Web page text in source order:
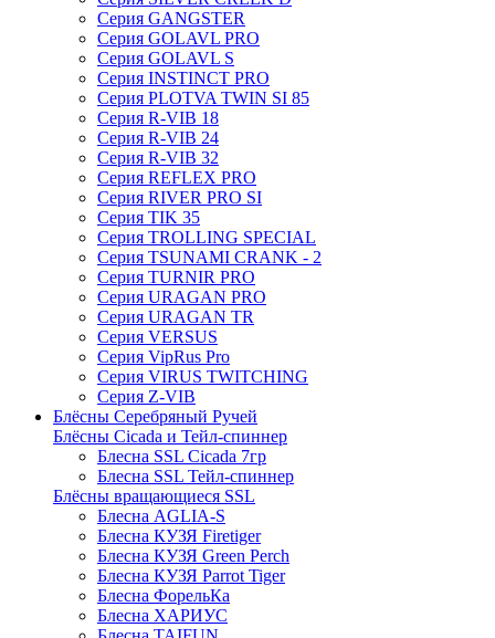
Серия GANGSTER
Серия GOLAVL PRO
Серия GOLAVL S
Серия INSTINCT PRO
Серия PLOTVA TWIN SI 85
Серия R-VIB 18
Серия R-VIB 24
Серия R-VIB 32
Серия REFLEX PRO
Серия RIVER PRO SI
Серия TIK 35
Серия TROLLING SPECIAL
Серия TSUNAMI CRANK - 2
Серия TURNIR PRO
Серия URAGAN PRO
Серия URAGAN TR
Серия VERSUS
Серия VipRus Pro
Серия VIRUS TWITCHING
Серия Z-VIB
Блёсны Серебряный Ручей
Блёсны Cicada и Тейл-спиннер
Блесна SSL Cicada 7гр
Блесна SSL Тейл-спиннер
Блёсны вращающиеся SSL
Блесна AGLIA-S
Блесна КУЗЯ Firetiger
Блесна КУЗЯ Green Perch
Блесна КУЗЯ Parrot Tiger
Блесна ФорельКа
Блесна ХАРИУС